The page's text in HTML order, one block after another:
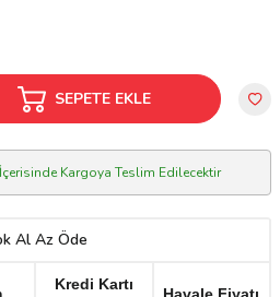
SEPETE EKLE
Kargoya Teslim Edilecektir
Al Az Öde
Kredi Kartı